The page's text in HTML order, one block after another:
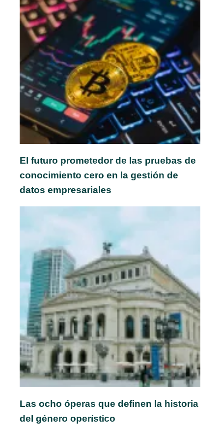
El futuro prometedor de las pruebas de
conocimiento cero en la gestión de
datos empresariales
Las ocho óperas que definen la historia
del género operístico